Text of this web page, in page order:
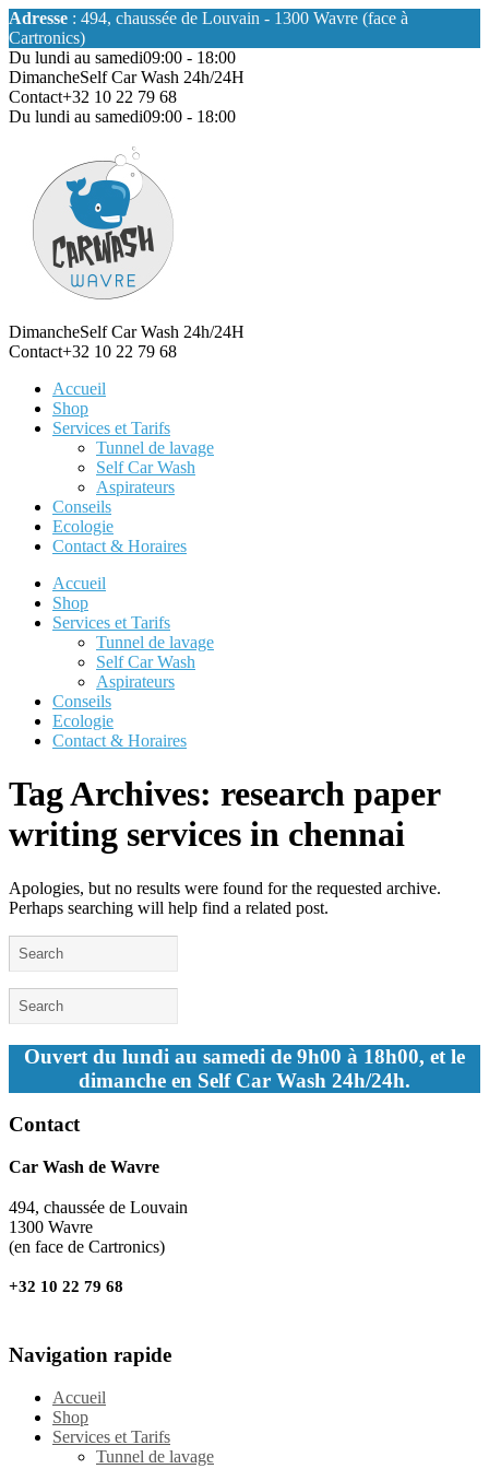
Adresse : 494, chaussée de Louvain - 1300 Wavre (face à
Cartronics)
Du lundi au samedi09:00 - 18:00
DimancheSelf Car Wash 24h/24H
Contact+32 10 22 79 68
Du lundi au samedi09:00 - 18:00
DimancheSelf Car Wash 24h/24H
Contact+32 10 22 79 68
Accueil
Shop
Services et Tarifs
Tunnel de lavage
Self Car Wash
Aspirateurs
Conseils
Ecologie
Contact & Horaires
Accueil
Shop
Services et Tarifs
Tunnel de lavage
Self Car Wash
Aspirateurs
Conseils
Ecologie
Contact & Horaires
Tag Archives: research paper
writing services in chennai
Apologies, but no results were found for the requested archive.
Perhaps searching will help find a related post.
Ouvert du lundi au samedi de 9h00 à 18h00, et le
dimanche en Self Car Wash 24h/24h.
Contact
Car Wash de Wavre
494, chaussée de Louvain
1300 Wavre
(en face de Cartronics)
+32 10 22 79 68
Navigation rapide
Accueil
Shop
Services et Tarifs
Tunnel de lavage